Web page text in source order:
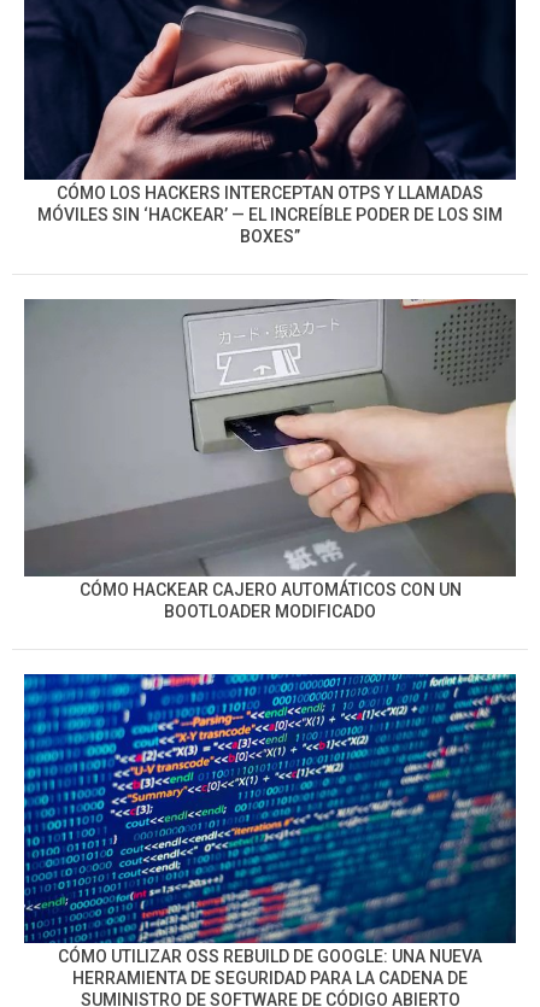
CÓMO LOS HACKERS INTERCEPTAN OTPS Y LLAMADAS
MÓVILES SIN ‘HACKEAR’ — EL INCREÍBLE PODER DE LOS SIM
BOXES”
CÓMO HACKEAR CAJERO AUTOMÁTICOS CON UN
BOOTLOADER MODIFICADO
CÓMO UTILIZAR OSS REBUILD DE GOOGLE: UNA NUEVA
HERRAMIENTA DE SEGURIDAD PARA LA CADENA DE
SUMINISTRO DE SOFTWARE DE CÓDIGO ABIERTO